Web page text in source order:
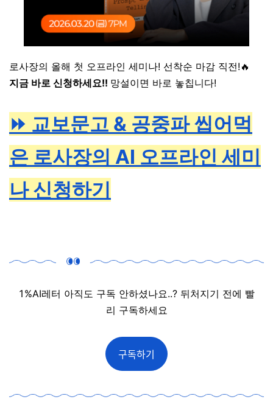
로사장의 올해 첫 오프라인 세미나! 선착순 마감 직전!🔥
지금 바로 신청하세요!! 망설이면 바로 놓칩니다!
⏩ 교보문고 & 공중파 씹어먹
은 로사장의 AI 오프라인 세미
나 신청하기
1%AI레터 아직도 구독 안하셨나요..? 뒤처지기 전에 빨
리 구독하세요
구독하기